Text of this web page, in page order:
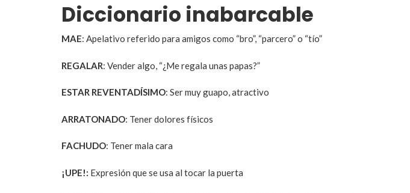
Diccionario inabarcable
MAE: Apelativo referido para amigos como “bro”, “parcero” o “tío”
REGALAR: Vender algo, “¿Me regala unas papas?”
ESTAR REVENTADÍSIMO: Ser muy guapo, atractivo
ARRATONADO: Tener dolores físicos
FACHUDO: Tener mala cara
¡UPE!: Expresión que se usa al tocar la puerta